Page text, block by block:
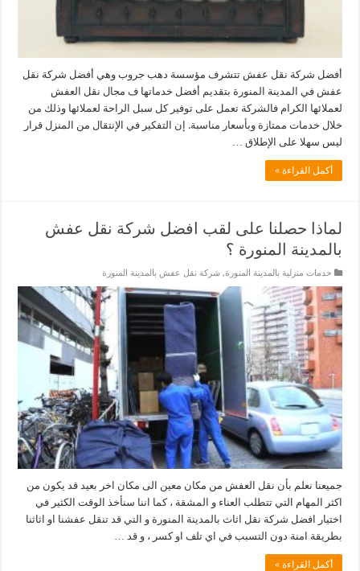
أفضل شركة نقل عفش تتشرف مؤسسة دهب جروب وهي أفضل شركة نقل
عفش في المدينة المنورة بتقديم أفضل خدماتها ف مجال نقل العفش
لعملائها الكرام فالشركة تعمل على توفير كل سبل الراحة لعملائها وذلك من
خلال خدمات ممتازة وبأسعار مناسبة. إن التفكير في الإنتقال من المنزل قرار
ليس سهلا على الإطلاق …
أكمل القراءة »
لماذا حصلنا على لقب افضل شركة نقل عفش
بالمدينة المنورة ؟
خدمات منزلية بالمدينة المنورة,شركة نقل عفش بالمدينة المنورة
جميعنا نعلم بأن نقل العفش من مكان معين الى مكان اخر بعيد قد يكون من
اكثر المهام التي تتطلب العناء و المشقة ، كما اننا سنأخذ الوقت الكثير في
اختيار افضل شركة نقل اثاث بالمدينة المنورة و التي قد تنقل عفشنا او اثاثنا
بطريقة امنة دون التسبب في اي تلف او كسر ، و قد …
أكمل القراءة »